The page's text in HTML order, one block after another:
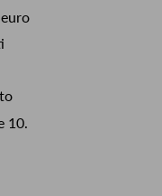
10.